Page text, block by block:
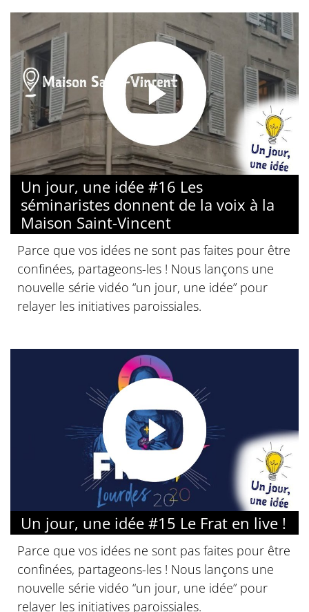
Un jour, une idée #16 Les
séminaristes donnent de la voix à la
Maison Saint-Vincent
Parce que vos idées ne sont pas faites pour être
confinées, partageons-les ! Nous lançons une
nouvelle série vidéo “un jour, une idée” pour
relayer les initiatives paroissiales.
Un jour, une idée #15 Le Frat en live !
Parce que vos idées ne sont pas faites pour être
confinées, partageons-les ! Nous lançons une
nouvelle série vidéo “un jour, une idée” pour
relayer les initiatives paroissiales.